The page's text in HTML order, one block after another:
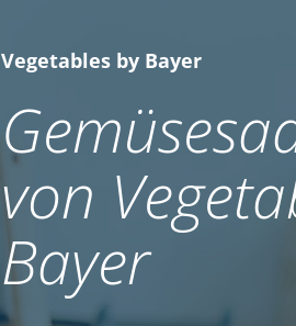
Vegetables by Bayer
von
Bayer